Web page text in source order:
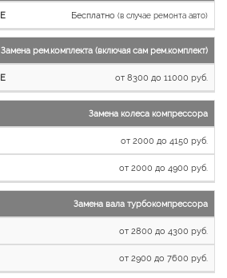
Бесплатно (в случае ремонта авто)
Замена рем.комплекта (включая сам рем.комплект)
от 8300 до 11000 руб.
Замена колеса компрессора
от 2000 до 4150 руб.
от 2000 до 4900 руб.
Замена вала турбокомпрессора
от 2800 до 4300 руб.
от 2900 до 7600 руб.